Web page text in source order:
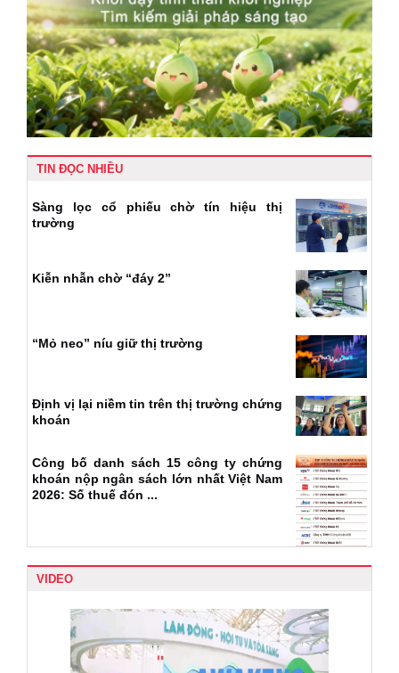
TIN ĐỌC NHIỀU
Sàng lọc cổ phiếu chờ tín hiệu thị
trường
Kiễn nhẫn chờ “đáy 2”
“Mỏ neo” níu giữ thị trường
Định vị lại niềm tin trên thị trường chứng
khoán
Công bố danh sách 15 công ty chứng
khoán nộp ngân sách lớn nhất Việt Nam
2026: Số thuế đón ...
VIDEO